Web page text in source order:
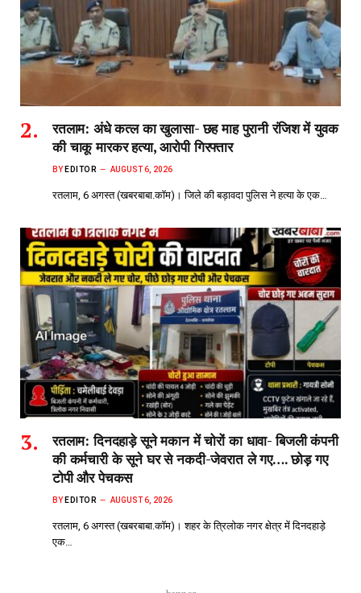
रतलाम: अंधे कत्ल का खुलासा- छह माह पुरानी रंजिश में युवक
की चाकू मारकर हत्या, आरोपी गिरफ्तार
BY EDITOR AUGUST 6, 2026
रतलाम, 6 अगस्त (खबरबाबा.कॉम)। जिले की बड़ावदा पुलिस ने हत्या के एक…
रतलाम: दिनदहाड़े सूने मकान में चोरों का धावा- बिजली कंपनी
की कर्मचारी के सूने घर से नकदी-जेवरात ले गए…. छोड़ गए
टोपी और पेचकस
BY EDITOR AUGUST 6, 2026
रतलाम, 6 अगस्त (खबरबाबा.कॉम)। शहर के त्रिलोक नगर क्षेत्र में दिनदहाड़े
एक…